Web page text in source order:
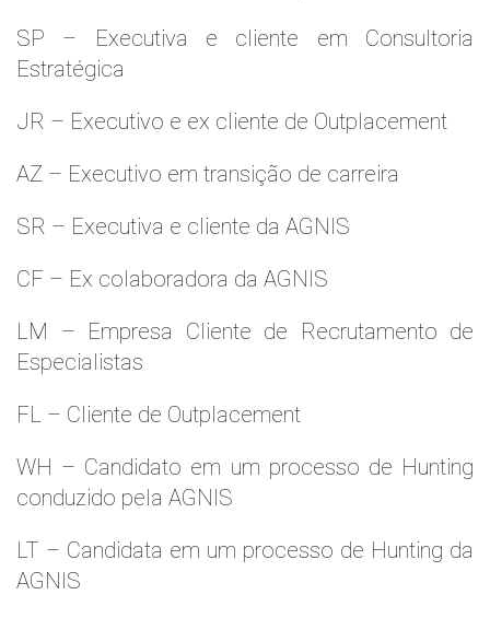
SP – Executiva e cliente em Consultoria
Estratégica
JR – Executivo e ex cliente de Outplacement
AZ – Executivo em transição de carreira
SR – Executiva e cliente da AGNIS
CF – Ex colaboradora da AGNIS
LM – Empresa Cliente de Recrutamento de
Especialistas
FL – Cliente de Outplacement
WH – Candidato em um processo de Hunting
conduzido pela AGNIS
LT – Candidata em um processo de Hunting da
AGNIS